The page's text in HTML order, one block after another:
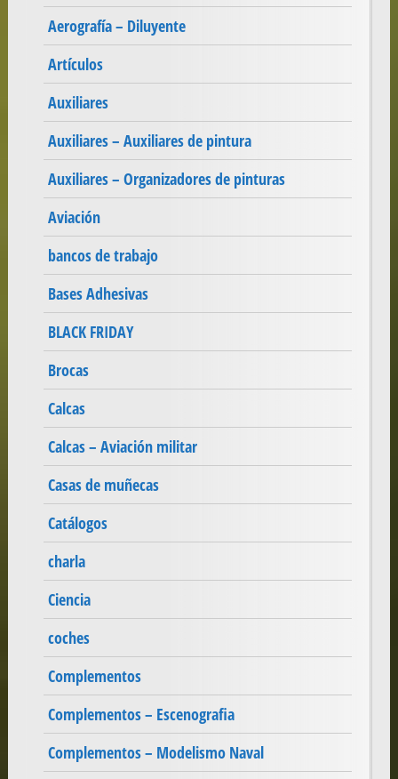
Aerografía – Diluyente
Artículos
Auxiliares
Auxiliares – Auxiliares de pintura
Auxiliares – Organizadores de pinturas
Aviación
bancos de trabajo
Bases Adhesivas
BLACK FRIDAY
Brocas
Calcas
Calcas – Aviación militar
Casas de muñecas
Catálogos
charla
Ciencia
coches
Complementos
Complementos – Escenografia
Complementos – Modelismo Naval